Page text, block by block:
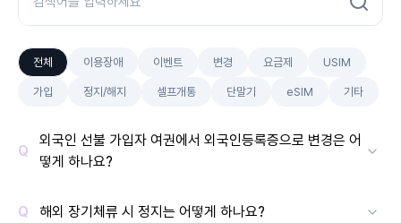
전체 이용장애 이벤트 변경 요금제 USIM
가입 정지/해지 셀프개통 단말기 eSIM 기타
외국인 선불 가입자 여권에서 외국인등록증으로 변경은 어
떻게 하나요?
해외 장기체류 시 정지는 어떻게 하나요?